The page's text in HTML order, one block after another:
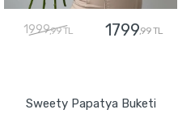
1999,99 TL 1799,99 TL
Sweety Papatya Buketi